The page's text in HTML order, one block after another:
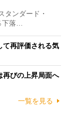
ンダード・
落…
て再評価される気
再びの上昇局面へ
一覧を見る